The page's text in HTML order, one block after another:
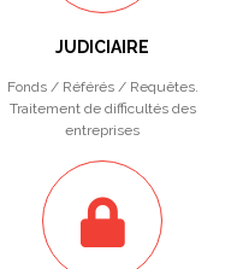
JUDICIAIRE
Fonds / Référés / Requêtes.
Traitement de difficultés des
entreprises